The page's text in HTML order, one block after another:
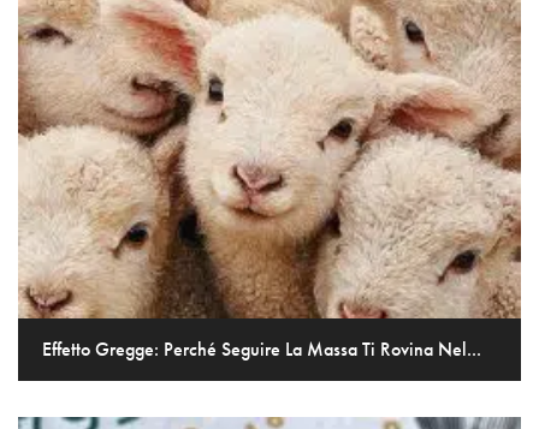
Effetto Gregge: Perché Seguire La Massa Ti Rovina Nel...